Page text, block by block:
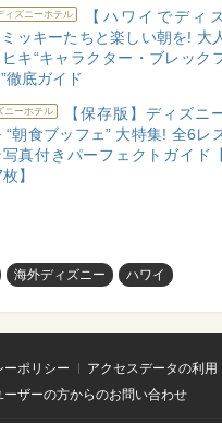
ィズニーホテル
【ハワイでディ
ッキーたちと楽しい朝を! 大
キ“キャラクター・ブレック
徹底ガイド
ニーホテル
【保存版】ディズニ
“朝食ブッフェ” 大特集! 全6レ
写真付きパーフェクトガイド
】
海外ディズニー ハワイ
ーポリシー アクセスデータの利用
ザーの方からのお問い合わせ